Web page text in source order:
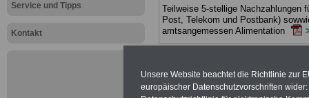
Service und Tipps
Kontakt
Teilweise 5-stellige Nachzahlungen
Post, Telekom und Postbank)
amtsangemessen Alimentation
abschließen!
Unsere Website beachtet die Richtlinie zur
europäischer Datenschutzvorschriften